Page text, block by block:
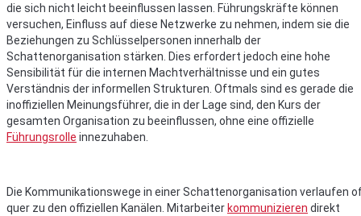
die sich nicht leicht beeinflussen lassen. Führungskräfte können
versuchen, Einfluss auf diese Netzwerke zu nehmen, indem sie die
Beziehungen zu Schlüsselpersonen innerhalb der
Schattenorganisation stärken. Dies erfordert jedoch eine hohe
Sensibilität für die internen Machtverhältnisse und ein gutes
Verständnis der informellen Strukturen. Oftmals sind es gerade die
inoffiziellen Meinungsführer, die in der Lage sind, den Kurs der
gesamten Organisation zu beeinflussen, ohne eine offizielle
Führungsrolle innezuhaben.
Die Kommunikationswege in einer Schattenorganisation verlaufen
quer zu den offiziellen Kanälen. Mitarbeiter kommunizieren direkt